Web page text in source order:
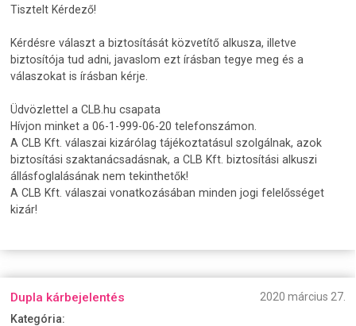
Tisztelt Kérdező!
Kérdésre választ a biztosítását közvetítő alkusza, illetve
biztosítója tud adni, javaslom ezt írásban tegye meg és a
válaszokat is írásban kérje.
Üdvözlettel a CLB.hu csapata
Hívjon minket a 06-1-999-06-20 telefonszámon.
A CLB Kft. válaszai kizárólag tájékoztatásul szolgálnak, azok
biztosítási szaktanácsadásnak, a CLB Kft. biztosítási alkuszi
állásfoglalásának nem tekinthetők!
A CLB Kft. válaszai vonatkozásában minden jogi felelősséget
kizár!
Dupla kárbejelentés
2020 március 27.
Kategória: